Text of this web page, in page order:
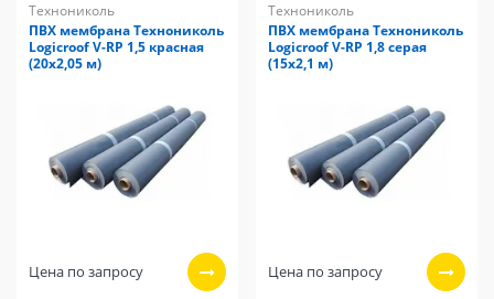
Технониколь
ПВХ мембрана Технониколь
Logicroof V-RP 1,5 красная
(20х2,05 м)
Цена по запросу
Технониколь
ПВХ мембрана Технониколь
Logicroof V-RP 1,8 серая
(15х2,1 м)
Цена по запросу